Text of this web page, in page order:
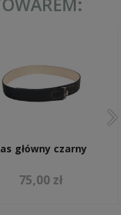
główny czarny
75,00 zł